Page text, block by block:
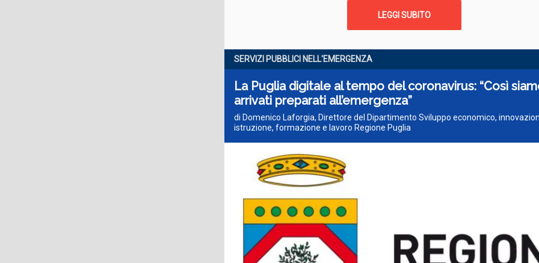
LEGGI SUBITO
SERVIZI PUBBLICI NELL'EMERGENZA
La Puglia digitale al tempo del coronavirus: “Così
arrivati preparati all’emergenza”
di Domenico Laforgia, Direttore del Dipartimento Sviluppo economico,
istruzione, formazione e lavoro Regione Puglia